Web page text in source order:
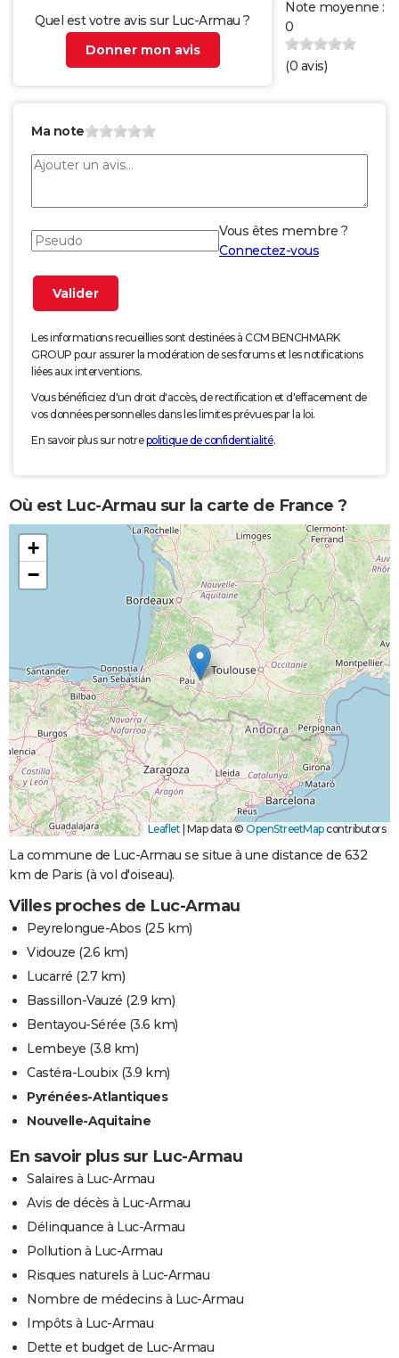
Quel est votre avis sur Luc-Armau ?
Donner mon avis
Note moyenne :
0
(0 avis)
Ma note
Vous êtes membre ?
Connectez-vous
Les informations recueillies sont destinées à CCM BENCHMARK
GROUP pour assurer la modération de ses forums et les notifications
liées aux interventions.
Vous bénéficiez d'un droit d'accès, de rectification et d'effacement de
vos données personnelles dans les limites prévues par la loi.
En savoir plus sur notrepolitique de confidentialité.
Où est Luc-Armau sur la carte de France ?
+
−
Leaflet Map data © OpenStreetMapcontributors
La commune de Luc-Armau se situe à une distance de 632
km de Paris (à vol d'oiseau).
Villes proches de Luc-Armau
Peyrelongue-Abos (2.5 km)
Vidouze (2.6 km)
Lucarré (2.7 km)
Bassillon-Vauzé (2.9 km)
Bentayou-Sérée (3.6 km)
Lembeye (3.8 km)
Castéra-Loubix(3.9 km)
Pyrénées-Atlantiques
Nouvelle-Aquitaine
En savoir plus sur Luc-Armau
Salaires à Luc-Armau
Avis de décès à Luc-Armau
Délinquance à Luc-Armau
Pollution à Luc-Armau
Risques naturels à Luc-Armau
Nombre de médecins à Luc-Armau
Impôts à Luc-Armau
Dette et budget de Luc-Armau